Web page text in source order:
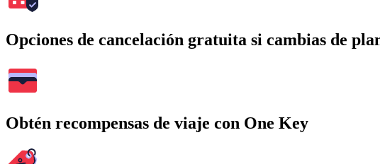
Opciones de cancelación gratuita si cambias de
Obtén recompensas de viaje con One Key